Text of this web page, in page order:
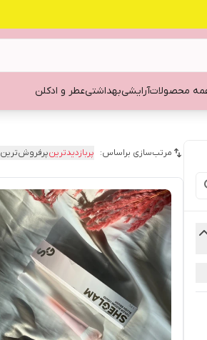
محصولاتآرایشیبهداشتیعطر و ادکلن
مرتب‌سازی براساس: پربازدیدترینپرفروش‌ترین